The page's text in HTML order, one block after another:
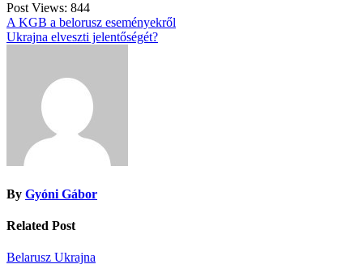
Post Views: 844
Bejegyzés
navigáció
A KGB a belorusz eseményekről
Ukrajna elveszti jelentőségét?
By Gyóni Gábor
Related Post
Belarusz Ukrajna